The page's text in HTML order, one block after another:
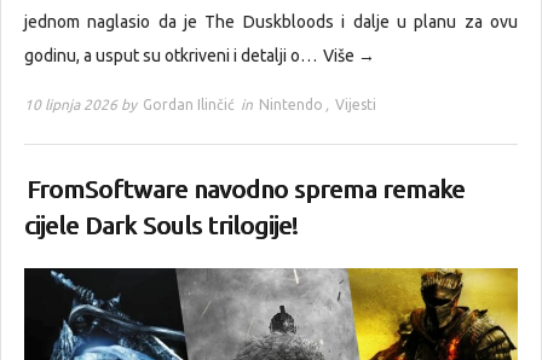
jednom naglasio da je The Duskbloods i dalje u planu za ovu
godinu, a usput su otkriveni i detalji o… Više →
10 lipnja 2026 by Gordan Ilinčić in Nintendo , Vijesti
FromSoftware navodno sprema remake
cijele Dark Souls trilogije!